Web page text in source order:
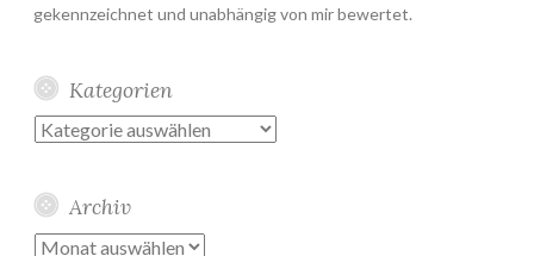
gekennzeichnet und unabhängig von mir bewertet.
Kategorien
Kategorien
Archiv
Archiv